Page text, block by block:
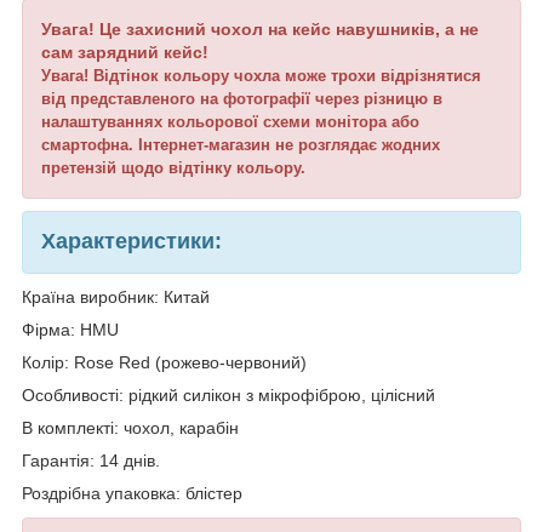
Увага! Це захисний чохол на кейс навушників, а не
сам зарядний кейс!
Увага! Відтінок кольору чохла може трохи відрізнятися
від представленого на фотографії через різницю в
налаштуваннях кольорової схеми монітора або
смартофна. Інтернет-магазин не розглядає жодних
претензій щодо відтінку кольору.
Характеристики:
Країна виробник: Китай
Фірма: HMU
Колір: Rose Red (рожево-червоний)
Особливості: рідкий силікон з мікрофіброю, цілісний
В комплекті: чохол, карабін
Гарантія: 14 днів.
Роздрібна упаковка: блістер